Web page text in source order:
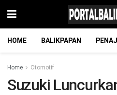
HOME BALIKPAPAN
Home Otomotif
Suzuki